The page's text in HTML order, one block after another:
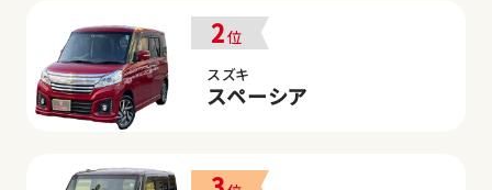
2位
スズキ
スペーシア